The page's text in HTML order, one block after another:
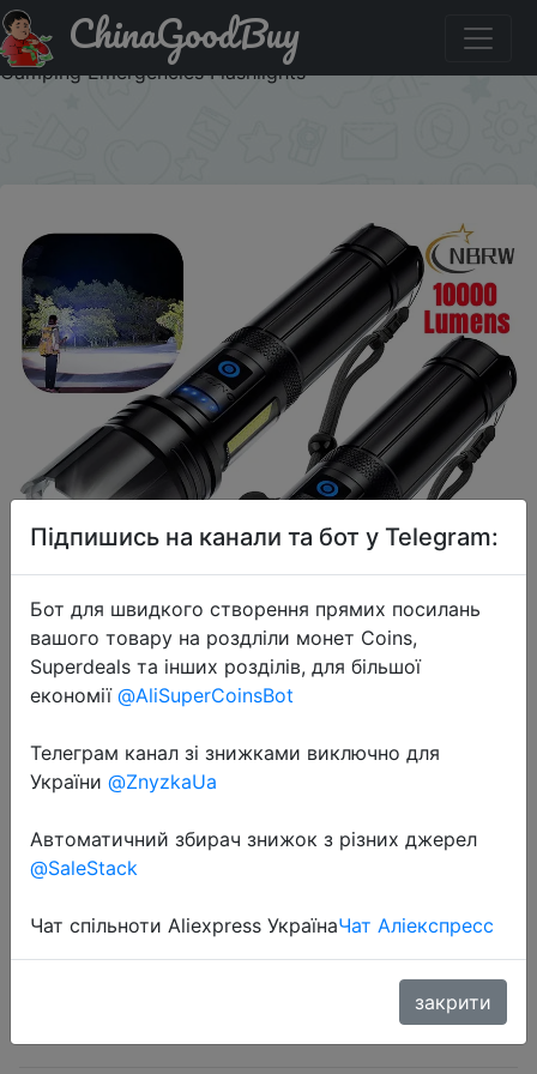
Придбати Rechargeable XHP70 Led Flashlight 10000 High
Lumens Tactical Light Waterproof Zoomable 7 Mode
Camping Emergencies Flashlights
ChinaGoodBuy
2023-11-24
Rechargeable XHP70 Led Flashlight
10000 High Lumens Tactical Light
Waterproof Zoomable 7 Mode
Camping Emergencies Flashlights
$4.36
Підпишись на канали та бот у Telegram:
Бот для швидкого створення прямих посилань
вашого товару на роздліли монет Coins,
Superdeals та інших розділів, для більшої
економії @AliSuperCoinsBot
Телеграм канал зі знижками виключно для
України @ZnyzkaUa
Автоматичний збирач знижок з різних джерел
@SaleStack
Чат спільноти Aliexpress УкраїнаЧат Аліекспресс
закрити